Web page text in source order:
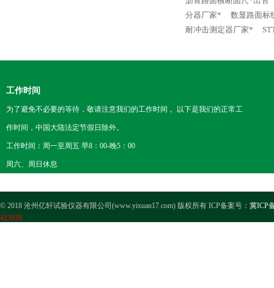
分器厂家*
数显路面标
耐冲击测定器厂家*
工作时间
为了避免不必要的等待，敬请注意我们的工作时间 。以下是我们的正常工
作时间，中国大陆法定节假日除外。
工作时间：周一至周五 早8：00-晚5：00
周六、周日休息
© 2018 沧州亿轩试验仪器有限公司(www.yixuan17.com) 版权所有 ICP备案号： 冀ICP
423928